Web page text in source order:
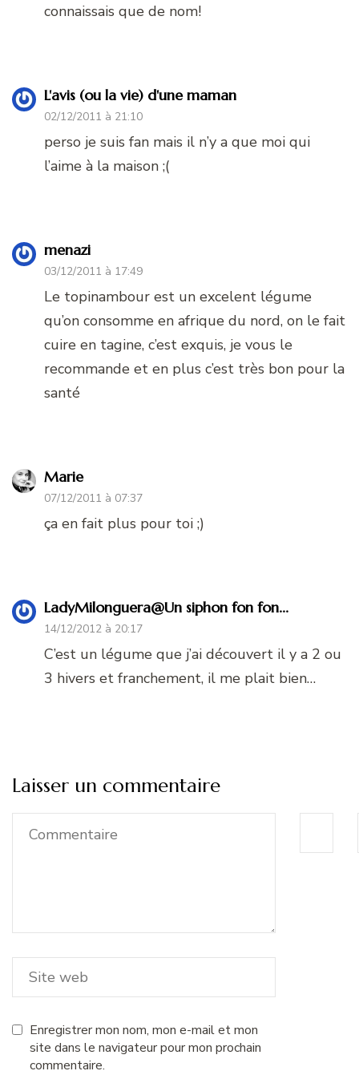
connaissais que de nom!
L'avis (ou la vie) d'une maman
02/12/2011 à 21:10
perso je suis fan mais il n’y a que moi qui
l’aime à la maison ;(
menazi
03/12/2011 à 17:49
Le topinambour est un excelent légume
qu’on consomme en afrique du nord, on le fait
cuire en tagine, c’est exquis, je vous le
recommande et en plus c’est très bon pour la
santé
Marie
07/12/2011 à 07:37
ça en fait plus pour toi ;)
LadyMilonguera@Un siphon fon fon...
14/12/2012 à 20:17
C’est un légume que j’ai découvert il y a 2 ou
3 hivers et franchement, il me plait bien…
Laisser un commentaire
Enregistrer mon nom, mon e-mail et mon
site dans le navigateur pour mon prochain
commentaire.